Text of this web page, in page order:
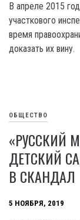
В апреле 2015
участкового
время
доказать их вину.
ОБЩЕСТВО
«РУССКИЙ
ДЕТСКИЙ
В СКАНДАЛ
5 НОЯБРЯ, 2019